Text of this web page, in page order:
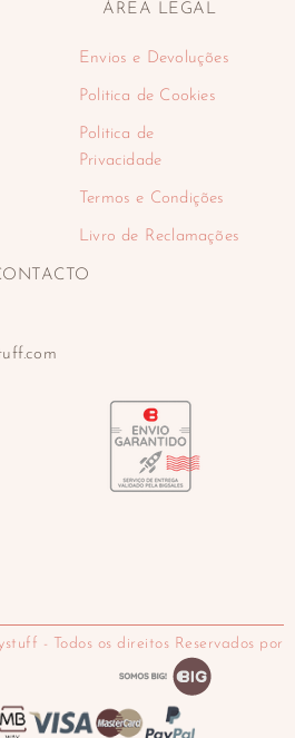
ÁREA LEGAL
Envios e Devoluções
Politica de Cookies
Politica de
Privacidade
Termos e Condições
Livro de Reclamações
- Todos os direitos Reservados por